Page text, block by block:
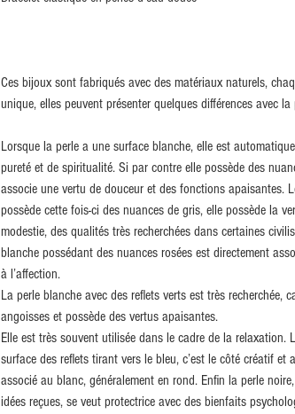
Ces bijoux sont fabriqués avec des matériaux naturels,
unique, elles peuvent présenter quelques différences avec
Lorsque la perle a une surface blanche, elle est
pureté et de spiritualité. Si par contre elle possède des
associe une vertu de douceur et des fonctions apaisantes.
possède cette fois-ci des nuances de gris, elle possède la
modestie, des qualités très recherchées dans certaines
blanche possédant des nuances rosées est directement
à l’affection.
La perle blanche avec des reflets verts est très recherchée,
angoisses et possède des vertus apaisantes.
Elle est très souvent utilisée dans le cadre de la relaxation.
surface des reflets tirant vers le bleu, c’est le côté créatif et
associé au blanc, généralement en rond. Enfin la perle
idées reçues, se veut protectrice avec des bienfaits